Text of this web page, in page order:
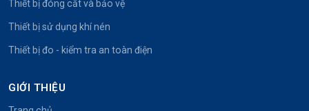
Thiết bị đóng cắt và bảo vệ
Thiết bị sử dụng khí nén
Thiết bị đo - kiểm tra an toàn điện
GIỚI THIỆU